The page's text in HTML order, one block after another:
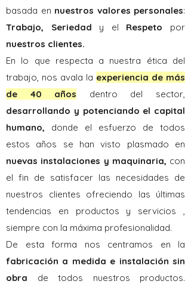
basada en nuestros valores personales:
Trabajo, Seriedad y el Respeto por
nuestros clientes.
En lo que respecta a nuestra ética del
trabajo, nos avala la experiencia de más
de 40 años dentro del sector,
desarrollando y potenciando el capital
humano, donde el esfuerzo de todos
estos años se han visto plasmado en
nuevas instalaciones y maquinaria, con
el fin de satisfacer las necesidades de
nuestros clientes ofreciendo las últimas
tendencias en productos y servicios ,
siempre con la máxima profesionalidad.
De esta forma nos centramos en la
fabricación a medida e instalación sin
obra de todos nuestros productos.